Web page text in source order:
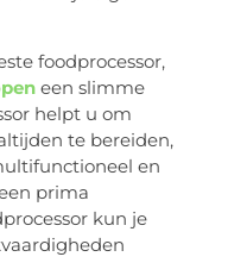
foodprocessor,
een slimme
helpt u om
te bereiden,
en
prima
kun je